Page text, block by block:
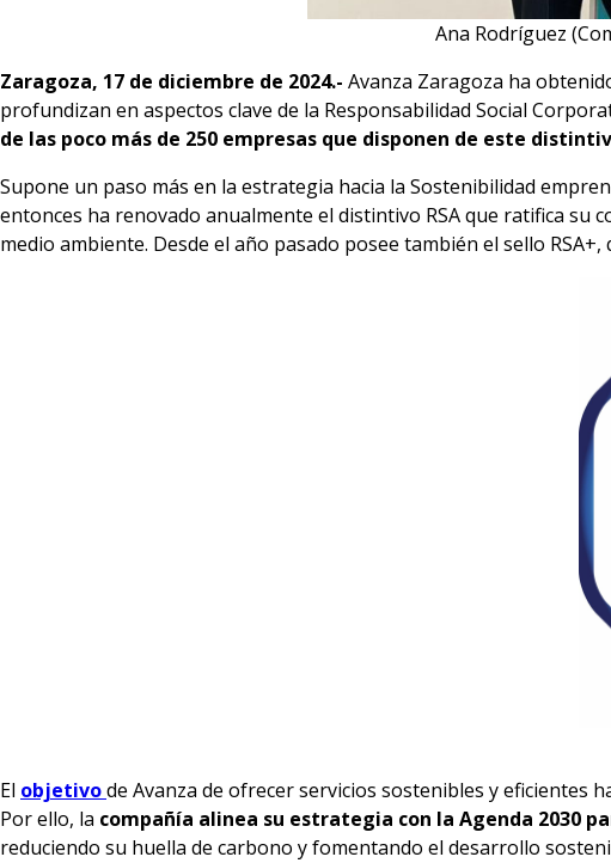
Ana Rodríguez
Zaragoza, 17 de diciembre de 2024.- Avanza Zaragoza ha
profundizan en aspectos clave de la Responsabilidad Social
de las poco más de 250 empresas que disponen de este
Supone un paso más en la estrategia hacia la Sostenibilidad
entonces ha renovado anualmente el distintivo RSA que ratifica su
medio ambiente. Desde el año pasado posee también el sello
El objetivode Avanza de ofrecer servicios sostenibles y eficientes
Por ello, la compañía alinea su estrategia con la Agenda 2030
reduciendo su huella de carbono y fomentando el desarrollo